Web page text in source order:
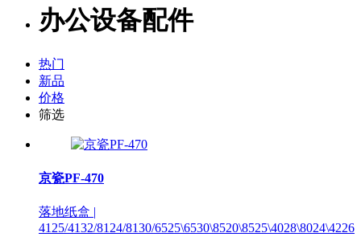
办公设备配件
热门
新品
价格
筛选
京瓷PF-470
落地纸盒 |
4125/4132/8124/8130/6525\6530\8520\8525\4028\8024\4226